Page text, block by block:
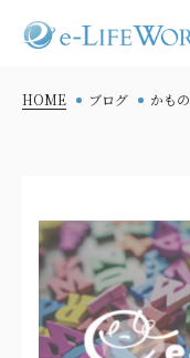
HOME ブログ かも